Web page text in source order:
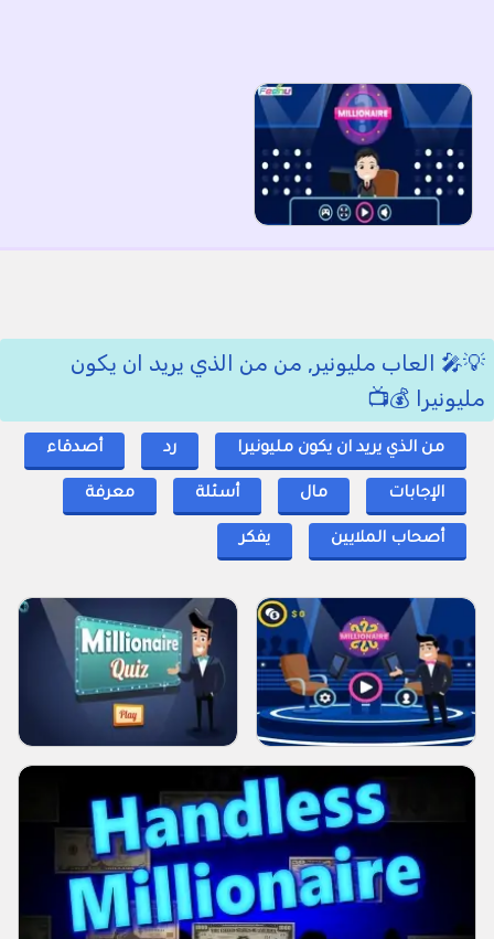
💡🎤 العاب مليونير, من من الذي يريد ان يكون
مليونيرا 💰📺
من الذي يريد ان يكون مليونيرا رد أصدقاء
الإجابات مال أسئلة معرفة
أصحاب الملايين يفكر